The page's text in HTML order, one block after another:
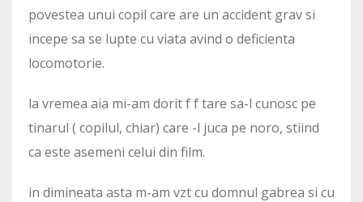
povestea unui copil care are un accident grav si
incepe sa se lupte cu viata avind o deficienta
locomotorie.
la vremea aia mi-am dorit f f tare sa-l cunosc pe
tinarul ( copilul, chiar) care -l juca pe noro, stiind
ca este asemeni celui din film.
in dimineata asta m-am vzt cu domnul gabrea si cu